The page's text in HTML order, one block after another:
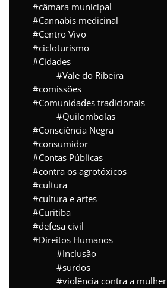
câmara municipal
Cannabis medicinal
Centro Vivo
cicloturismo
Cidades
Vale do Ribeira
comissões
Comunidades tradicionais
Quilombolas
Consciência Negra
consumidor
Contas Públicas
contra os agrotóxicos
cultura
cultura e artes
Curitiba
defesa civil
Direitos Humanos
Inclusão
surdos
violência contra a mulher